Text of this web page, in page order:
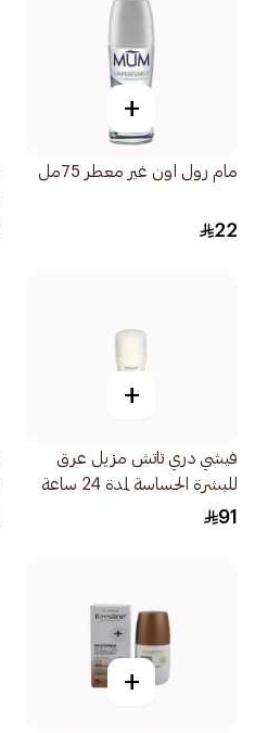
+
مام رول اون غير معطر 75مل
22
+
فيشي دري تاتش مزيل عرق
للبشرة الحساسة لمدة 24 ساعة
50مل
91
+